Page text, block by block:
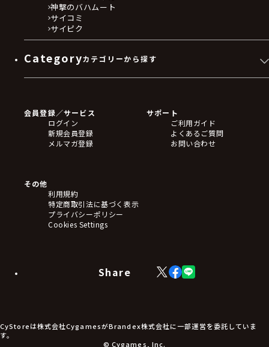
神撃のバハムート
サイコミ
サイピク
Categoryカテゴリーから探す
フィギュア
アクリルスタンド
バッジ
キーホルダー・ストラップ
ステッカー・シール・カード
タペストリー・ポスター
アームサポーター
ブレードホルダー
食品・飲料品
アパレル小物
アクセサリー
会員登録／サービス
ログイン
新規会員登録
メルマガ登録
サポート
ご利用ガイド
よくあるご質問
お問い合わせ
その他
利用規約
特定商取引法に基づく表示
プライバシーポリシー
Cookies Settings
Share
X
(Twitter)
Facebook
LINE
CyStoreは株式会社CygamesがBrandex株式会社に一部運営を委託していま
す。
© Cygames, Inc.